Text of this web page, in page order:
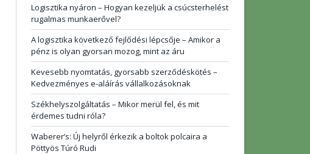
Logisztika nyáron – Hogyan kezeljük a csúcsterhelést
rugalmas munkaerővel?
A logisztika következő fejlődési lépcsője – Amikor a
pénz is olyan gyorsan mozog, mint az áru
Kevesebb nyomtatás, gyorsabb szerződéskötés –
Kedvezményes e-aláírás vállalkozásoknak
Székhelyszolgáltatás – Mikor merül fel, és mit
érdemes tudni róla?
Waberer’s: Új helyről érkezik a boltok polcaira a
Pöttyös Túró Rudi